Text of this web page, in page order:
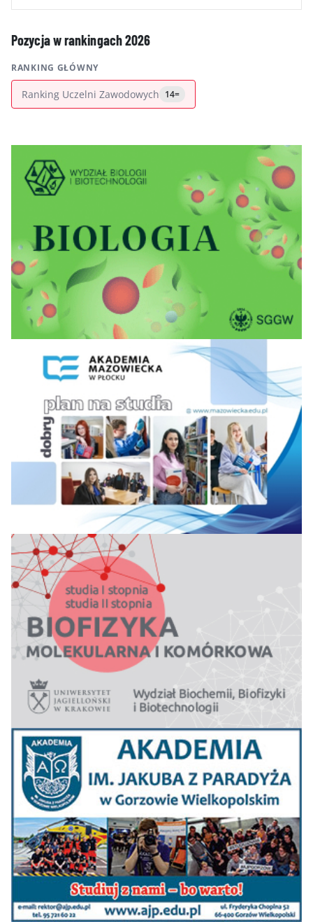
Pozycja w rankingach 2026
RANKING GŁÓWNY
Ranking Uczelni Zawodowych 14=